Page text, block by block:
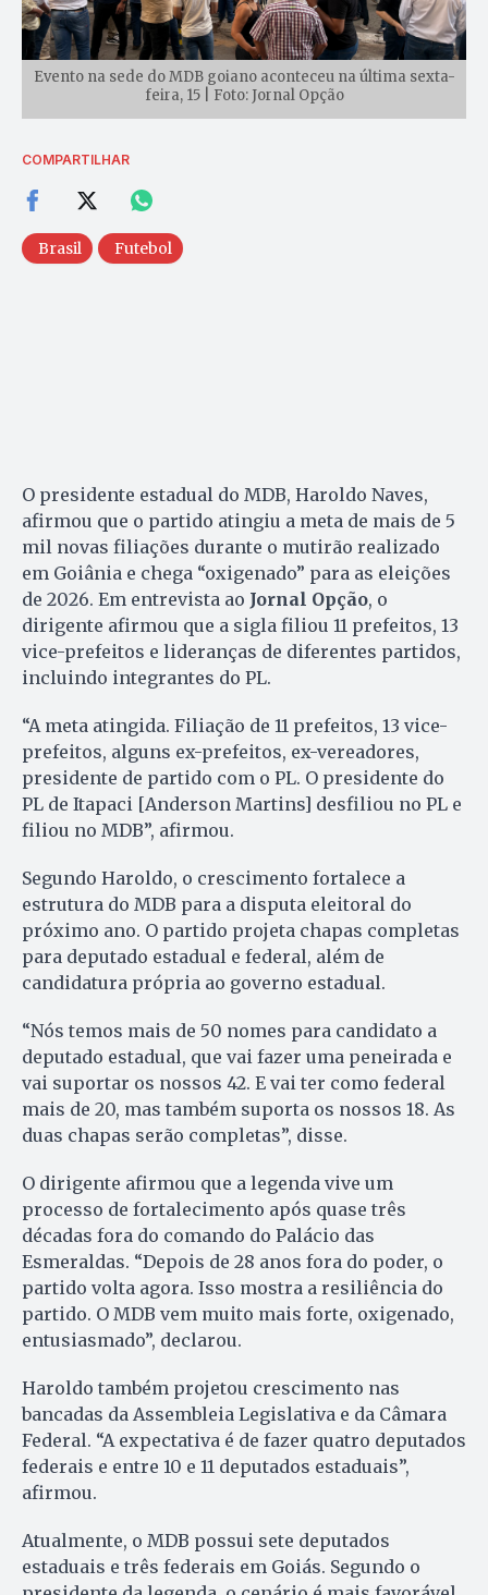
Evento na sede do MDB goiano aconteceu na última sexta-
feira, 15 | Foto: Jornal Opção
COMPARTILHAR
Brasil Futebol
O presidente estadual do MDB, Haroldo Naves,
afirmou que o partido atingiu a meta de mais de 5
mil novas filiações durante o mutirão realizado
em Goiânia e chega “oxigenado” para as eleições
de 2026. Em entrevista ao Jornal Opção, o
dirigente afirmou que a sigla filiou 11 prefeitos, 13
vice-prefeitos e lideranças de diferentes partidos,
incluindo integrantes do PL.
“A meta atingida. Filiação de 11 prefeitos, 13 vice-
prefeitos, alguns ex-prefeitos, ex-vereadores,
presidente de partido com o PL. O presidente do
PL de Itapaci [Anderson Martins] desfiliou no PL e
filiou no MDB”, afirmou.
Segundo Haroldo, o crescimento fortalece a
estrutura do MDB para a disputa eleitoral do
próximo ano. O partido projeta chapas completas
para deputado estadual e federal, além de
candidatura própria ao governo estadual.
“Nós temos mais de 50 nomes para candidato a
deputado estadual, que vai fazer uma peneirada e
vai suportar os nossos 42. E vai ter como federal
mais de 20, mas também suporta os nossos 18. As
duas chapas serão completas”, disse.
O dirigente afirmou que a legenda vive um
processo de fortalecimento após quase três
décadas fora do comando do Palácio das
Esmeraldas. “Depois de 28 anos fora do poder, o
partido volta agora. Isso mostra a resiliência do
partido. O MDB vem muito mais forte, oxigenado,
entusiasmado”, declarou.
Haroldo também projetou crescimento nas
bancadas da Assembleia Legislativa e da Câmara
Federal. “A expectativa é de fazer quatro deputados
federais e entre 10 e 11 deputados estaduais”,
afirmou.
Atualmente, o MDB possui sete deputados
estaduais e três federais em Goiás. Segundo o